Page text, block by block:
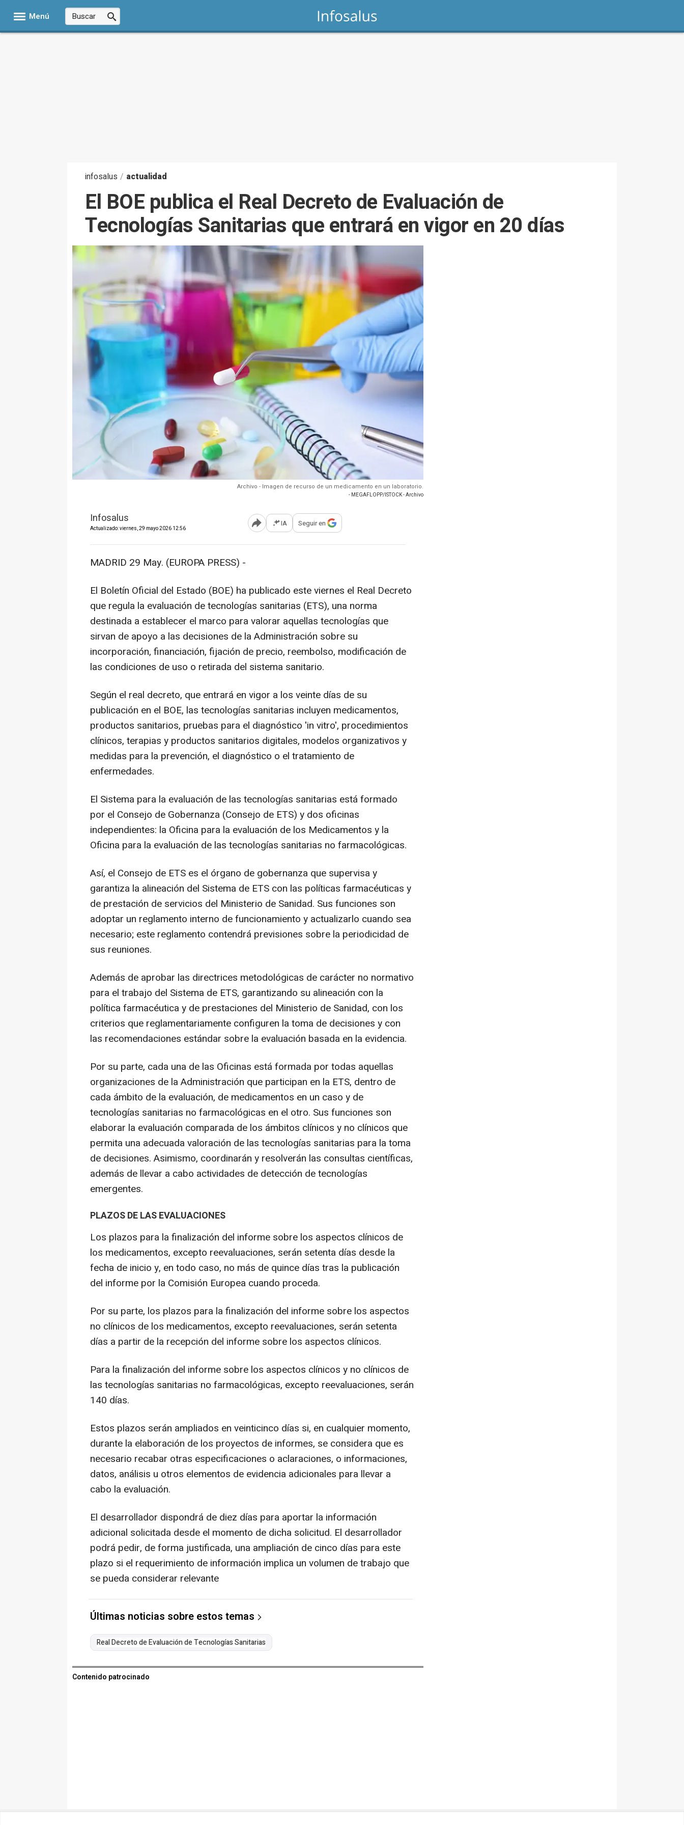
Menú
infosalus / actualidad
El BOE publica el Real Decreto de Evaluación de
Tecnologías Sanitarias que entrará en vigor en 20 días
Archivo - Imagen de recurso de un medicamento en un laboratorio.
- MEGAFLOPP/ISTOCK - Archivo
Infosalus
Actualizado: viernes, 29 mayo 2026 12:56 Abrir opciones para compartir
IA Seguir en
MADRID 29 May. (EUROPA PRESS) -
El Boletín Oficial del Estado (BOE) ha publicado este viernes el Real Decreto
que regula la evaluación de tecnologías sanitarias (ETS), una norma
destinada a establecer el marco para valorar aquellas tecnologías que
sirvan de apoyo a las decisiones de la Administración sobre su
incorporación, financiación, fijación de precio, reembolso, modificación de
las condiciones de uso o retirada del sistema sanitario.
Según el real decreto, que entrará en vigor a los veinte días de su
publicación en el BOE, las tecnologías sanitarias incluyen medicamentos,
productos sanitarios, pruebas para el diagnóstico 'in vitro', procedimientos
clínicos, terapias y productos sanitarios digitales, modelos organizativos y
medidas para la prevención, el diagnóstico o el tratamiento de
enfermedades.
El Sistema para la evaluación de las tecnologías sanitarias está formado
por el Consejo de Gobernanza (Consejo de ETS) y dos oficinas
independientes: la Oficina para la evaluación de los Medicamentos y la
Oficina para la evaluación de las tecnologías sanitarias no farmacológicas.
Así, el Consejo de ETS es el órgano de gobernanza que supervisa y
garantiza la alineación del Sistema de ETS con las políticas farmacéuticas y
de prestación de servicios del Ministerio de Sanidad. Sus funciones son
adoptar un reglamento interno de funcionamiento y actualizarlo cuando sea
necesario; este reglamento contendrá previsiones sobre la periodicidad de
sus reuniones.
Además de aprobar las directrices metodológicas de carácter no normativo
para el trabajo del Sistema de ETS, garantizando su alineación con la
política farmacéutica y de prestaciones del Ministerio de Sanidad, con los
criterios que reglamentariamente configuren la toma de decisiones y con
las recomendaciones estándar sobre la evaluación basada en la evidencia.
Por su parte, cada una de las Oficinas está formada por todas aquellas
organizaciones de la Administración que participan en la ETS, dentro de
cada ámbito de la evaluación, de medicamentos en un caso y de
tecnologías sanitarias no farmacológicas en el otro. Sus funciones son
elaborar la evaluación comparada de los ámbitos clínicos y no clínicos que
permita una adecuada valoración de las tecnologías sanitarias para la toma
de decisiones. Asimismo, coordinarán y resolverán las consultas científicas,
además de llevar a cabo actividades de detección de tecnologías
emergentes.
PLAZOS DE LAS EVALUACIONES
Los plazos para la finalización del informe sobre los aspectos clínicos de
los medicamentos, excepto reevaluaciones, serán setenta días desde la
fecha de inicio y, en todo caso, no más de quince días tras la publicación
del informe por la Comisión Europea cuando proceda.
Por su parte, los plazos para la finalización del informe sobre los aspectos
no clínicos de los medicamentos, excepto reevaluaciones, serán setenta
días a partir de la recepción del informe sobre los aspectos clínicos.
Para la finalización del informe sobre los aspectos clínicos y no clínicos de
las tecnologías sanitarias no farmacológicas, excepto reevaluaciones, serán
140 días.
Estos plazos serán ampliados en veinticinco días si, en cualquier momento,
durante la elaboración de los proyectos de informes, se considera que es
necesario recabar otras especificaciones o aclaraciones, o informaciones,
datos, análisis u otros elementos de evidencia adicionales para llevar a
cabo la evaluación.
El desarrollador dispondrá de diez días para aportar la información
adicional solicitada desde el momento de dicha solicitud. El desarrollador
podrá pedir, de forma justificada, una ampliación de cinco días para este
plazo si el requerimiento de información implica un volumen de trabajo que
se pueda considerar relevante
Últimas noticias sobre estos temas
Real Decreto de Evaluación de Tecnologías Sanitarias
Contenido patrocinado